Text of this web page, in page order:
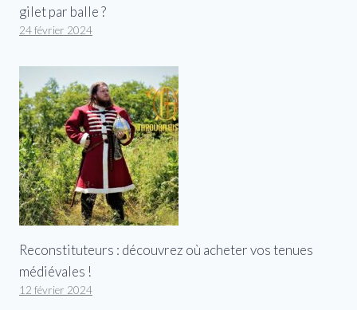
gilet par balle ?
24 février 2024
Reconstituteurs : découvrez où acheter vos tenues
médiévales !
12 février 2024